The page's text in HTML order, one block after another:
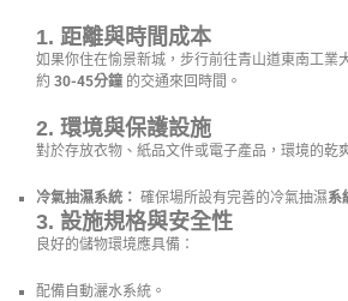
1. 距離與時間成本
如果你住在愉景新城，步行前往青山道東南工業
約 30-45分鐘 的交通來回時間。
2. 環境與保護設施
對於存放衣物、紙品文件或電子產品，環境的乾
冷氣抽濕系統： 確保場所設有完善的冷氣抽濕系
3. 設施規格與安全性
良好的儲物環境應具備：
配備自動灑水系統。